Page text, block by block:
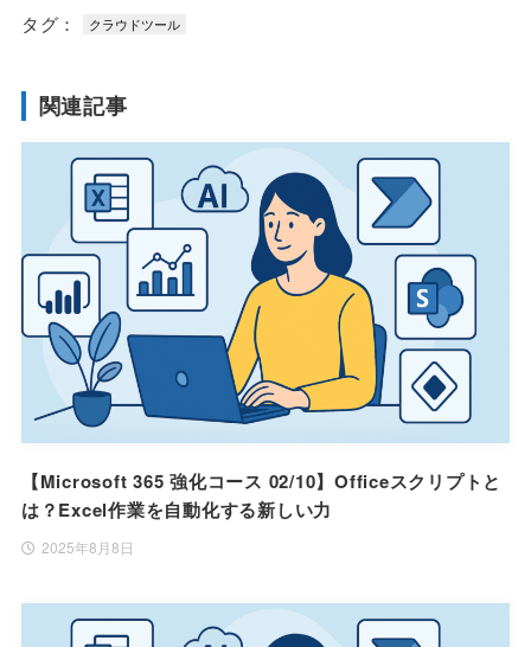
タグ： クラウドツール
関連記事
【Microsoft 365 強化コース 02/10】Officeスクリプトと
は？Excel作業を自動化する新しい力
2025年8月8日